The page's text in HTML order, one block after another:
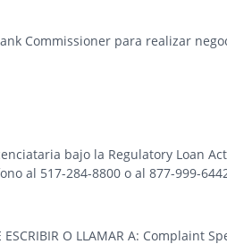
Commissioner para realizar
bajo la Regulatory Loan
al 517-284-8800 o al 877-999-
ESCRIBIR O LLAMAR A: